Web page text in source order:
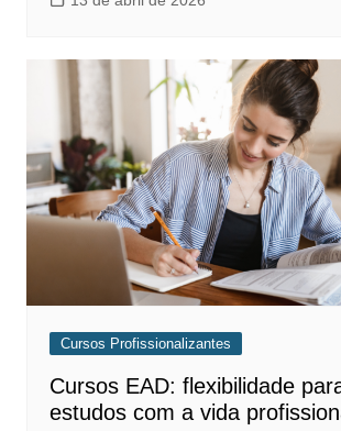
Cursos Profissionalizantes
Cursos EAD: flexibilidade
estudos com a vida